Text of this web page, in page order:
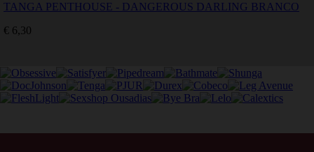
TANGA PENTHOUSE - DANGEROUS DARLING BRANCO
€ 6,30